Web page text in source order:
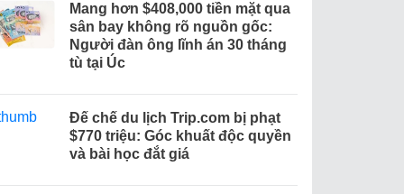
Mang hơn $408,000 tiền mặt qua
sân bay không rõ nguồn gốc:
Người đàn ông lĩnh án 30 tháng
tù tại Úc
Đế chế du lịch Trip.com bị phạt
$770 triệu: Góc khuất độc quyền
và bài học đắt giá